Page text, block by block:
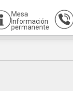
Mesa
Información
permanente